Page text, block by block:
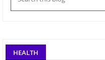
HEALTH